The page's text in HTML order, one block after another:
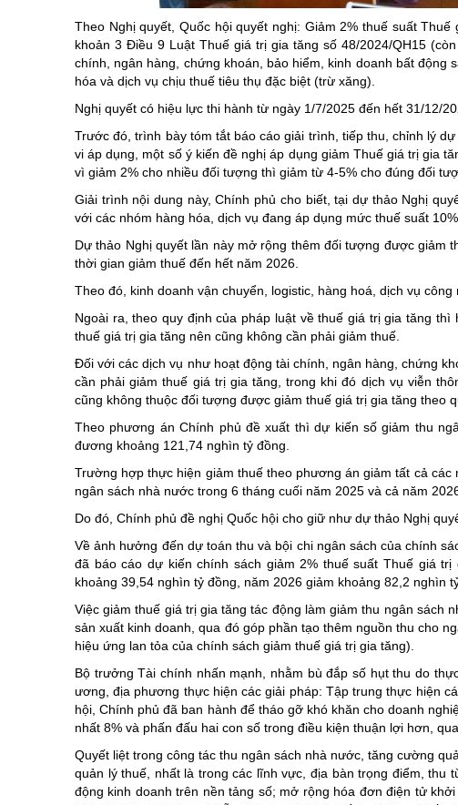
Theo Nghị quyết, Quốc hội quyết nghị: Giảm 2% thuế suất
khoản 3 Điều 9 Luật Thuế giá trị gia tăng số 48/2024/QH15
chính, ngân hàng, chứng khoán, bảo hiểm, kinh doanh bất động
hóa và dịch vụ chịu thuế tiêu thụ đặc biệt (trừ xăng).
Nghị quyết có hiệu lực thi hành từ ngày 1/7/2025 đến hết 31/12/
Trước đó, trình bày tóm tắt báo cáo giải trình, tiếp thu, chỉnh lý
vi áp dụng, một số ý kiến đề nghị áp dụng giảm Thuế giá trị gia
vì giảm 2% cho nhiều đối tượng thì giảm từ 4-5% cho đúng đối
Giải trình nội dung này, Chính phủ cho biết, tại dự thảo Nghị
với các nhóm hàng hóa, dịch vụ đang áp dụng mức thuế suất
Dự thảo Nghị quyết lần này mở rộng thêm đối tượng được giảm
thời gian giảm thuế đến hết năm 2026.
Theo đó, kinh doanh vận chuyển, logistic, hàng hoá, dịch vụ
Ngoài ra, theo quy định của pháp luật về thuế giá trị gia tăng
thuế giá trị gia tăng nên cũng không cần phải giảm thuế.
Đối với các dịch vụ như hoạt động tài chính, ngân hàng, chứng
cần phải giảm thuế giá trị gia tăng, trong khi đó dịch vụ viễn
cũng không thuộc đối tượng được giảm thuế giá trị gia tăng theo
Theo phương án Chính phủ đề xuất thì dự kiến số giảm thu
đương khoảng 121,74 nghìn tỷ đồng.
Trường hợp thực hiện giảm thuế theo phương án giảm tất cả
ngân sách nhà nước trong 6 tháng cuối năm 2025 và cả năm
Do đó, Chính phủ đề nghị Quốc hội cho giữ như dự thảo Nghị
Về ảnh hưởng đến dự toán thu và bội chi ngân sách của chính
đã báo cáo dự kiến chính sách giảm 2% thuế suất Thuế giá
khoảng 39,54 nghìn tỷ đồng, năm 2026 giảm khoảng 82,2 nghìn
Việc giảm thuế giá trị gia tăng tác động làm giảm thu ngân sách
sản xuất kinh doanh, qua đó góp phần tạo thêm nguồn thu cho
hiệu ứng lan tỏa của chính sách giảm thuế giá trị gia tăng).
Bộ trưởng Tài chính nhấn mạnh, nhằm bù đắp số hụt thu do
ương, địa phương thực hiện các giải pháp: Tập trung thực hiện
hội, Chính phủ đã ban hành để tháo gỡ khó khăn cho doanh
nhất 8% và phấn đấu hai con số trong điều kiện thuận lợi hơn,
Quyết liệt trong công tác thu ngân sách nhà nước, tăng cường
quản lý thuế, nhất là trong các lĩnh vực, địa bàn trọng điểm,
động kinh doanh trên nền tảng số; mở rộng hóa đơn điện tử